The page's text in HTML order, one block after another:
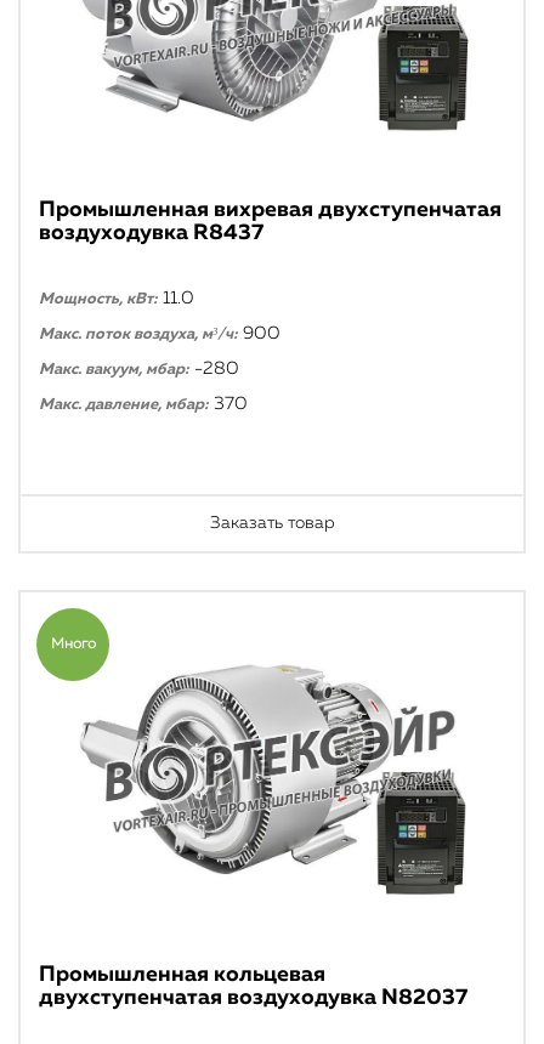
Промышленная вихревая двухступенчатая
воздуходувка R8437
Мощность, кВт: 11.0
Макс. поток воздуха, м³/ч: 900
Макс. вакуум, мбар: -280
Макс. давление, мбар: 370
Заказать товар
Много
Промышленная кольцевая
двухступенчатая воздуходувка N82037